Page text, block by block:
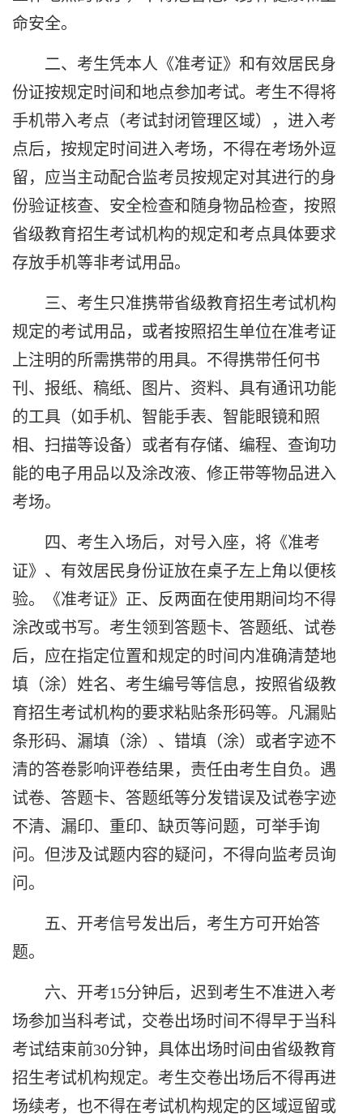
命安全。
二、考生凭本人《准考证》和有效居民身
份证按规定时间和地点参加考试。考生不得将
手机带入考点（考试封闭管理区域），进入考
点后，按规定时间进入考场，不得在考场外逗
留，应当主动配合监考员按规定对其进行的身
份验证核查、安全检查和随身物品检查，按照
省级教育招生考试机构的规定和考点具体要求
存放手机等非考试用品。
三、考生只准携带省级教育招生考试机构
规定的考试用品，或者按照招生单位在准考证
上注明的所需携带的用具。不得携带任何书
刊、报纸、稿纸、图片、资料、具有通讯功能
的工具（如手机、智能手表、智能眼镜和照
相、扫描等设备）或者有存储、编程、查询功
能的电子用品以及涂改液、修正带等物品进入
考场。
四、考生入场后，对号入座，将《准考
证》、有效居民身份证放在桌子左上角以便核
验。《准考证》正、反两面在使用期间均不得
涂改或书写。考生领到答题卡、答题纸、试卷
后，应在指定位置和规定的时间内准确清楚地
填（涂）姓名、考生编号等信息，按照省级教
育招生考试机构的要求粘贴条形码等。凡漏贴
条形码、漏填（涂）、错填（涂）或者字迹不
清的答卷影响评卷结果，责任由考生自负。遇
试卷、答题卡、答题纸等分发错误及试卷字迹
不清、漏印、重印、缺页等问题，可举手询
问。但涉及试题内容的疑问，不得向监考员询
问。
五、开考信号发出后，考生方可开始答
题。
六、开考15分钟后，迟到考生不准进入考
场参加当科考试，交卷出场时间不得早于当科
考试结束前30分钟，具体出场时间由省级教育
招生考试机构规定。考生交卷出场后不得再进
场续考，也不得在考试机构规定的区域逗留或